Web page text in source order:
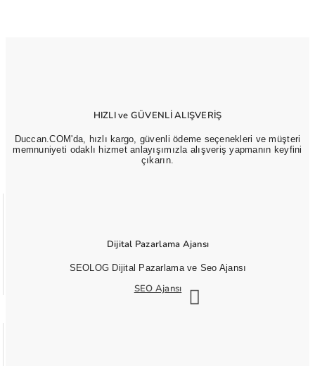
HIZLI ve GÜVENLİ ALIŞVERİŞ
Duccan.COM'da, hızlı kargo, güvenli ödeme seçenekleri ve müşteri
memnuniyeti odaklı hizmet anlayışımızla alışveriş yapmanın keyfini
çıkarın.
Dijital Pazarlama Ajansı
SEOLOG Dijital Pazarlama ve Seo Ajansı
SEO Ajansı